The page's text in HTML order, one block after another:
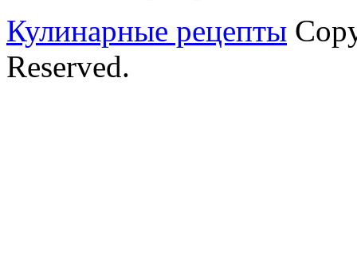
Кулинарные рецепты
Reserved.